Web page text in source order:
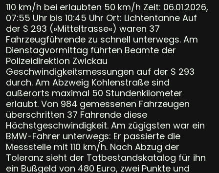
110 km/h bei erlaubten 50 km/h Zeit: 06.01.2026,
07:55 Uhr bis 10:45 Uhr Ort: Lichtentanne Auf
der S 293 (»Mitteltrasse«) waren 37
Fahrzeugführende zu schnell unterwegs. Am
Dienstagvormittag führten Beamte der
Polizeidirektion Zwickau
Geschwindigkeitsmessungen auf der S 293
durch. Am Abzweig Kohlenstraße sind
außerorts maximal 50 Stundenkilometer
erlaubt. Von 984 gemessenen Fahrzeugen
überschritten 37 Fahrende diese
Höchstgeschwindigkeit. Am zügigsten war ein
BMW-Fahrer unterwegs: Er passierte die
Messstelle mit 110 km/h. Nach Abzug der
Toleranz sieht der Tatbestandskatalog für ihn
ein Bußgeld von 480 Euro, zwei Punkte und